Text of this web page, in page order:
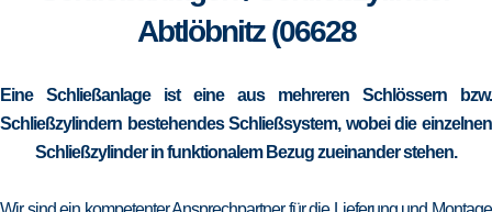
Abtlöbnitz (06628
Eine Schließanlage ist eine aus mehreren Schlössern bzw.
Schließzylindern bestehendes Schließsystem, wobei die einzelnen
Schließzylinder in funktionalem Bezug zueinander stehen.